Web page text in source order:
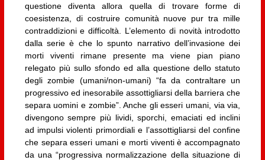
questione diventa allora quella di trovare forme di
coesistenza, di costruire comunità nuove pur tra mille
contraddizioni e difficoltà. L’elemento di novità introdotto
dalla serie è che lo spunto narrativo dell’invasione dei
morti viventi rimane presente ma viene pian piano
relegato più sullo sfondo ed alla questione dello statuto
degli zombie (umani/non-umani) “fa da contraltare un
progressivo ed inesorabile assottigliarsi della barriera che
separa uomini e zombie”. Anche gli esseri umani, via via,
divengono sempre più lividi, sporchi, emaciati ed inclini
ad impulsi violenti primordiali e l’assottigliarsi del confine
che separa esseri umani e morti viventi è accompagnato
da una “progressiva normalizzazione della situazione di